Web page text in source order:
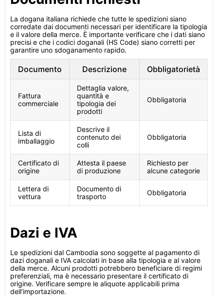
La dogana italiana richiede che tutte le spedizioni siano
corredate dai documenti necessari per identificare la tipologia
e il valore della merce. È importante verificare che i dati siano
precisi e che i codici doganali (HS Code) siano corretti per
garantire uno sdoganamento rapido.
Documento Descrizione Obbligatorietà
Fattura
commerciale
Dettaglia valore,
quantità e
tipologia dei
prodotti
Obbligatoria
Lista di
imballaggio
Descrive il
contenuto dei
colli
Obbligatoria
Certificato di
origine
Attesta il paese
di produzione
Richiesto per
alcune categorie
Lettera di
vettura
Documento di
trasporto
Obbligatoria
Dazi e IVA
Le spedizioni dal Cambodia sono soggette al pagamento di
dazi doganali e IVA calcolati in base alla tipologia e al valore
della merce. Alcuni prodotti potrebbero beneficiare di regimi
preferenziali, ma è necessario presentare il certificato di
origine. Verificare sempre le aliquote applicabili prima
dell’importazione.